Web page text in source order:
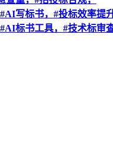
写标书，#投标效率提升
标书工具，#技术标审